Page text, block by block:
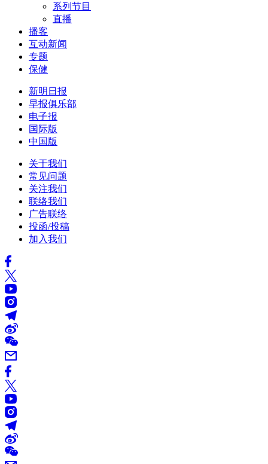
系列节目
直播
播客
互动新闻
专题
保健
新明日报
早报俱乐部
电子报
国际版
中国版
关于我们
常见问题
关注我们
联络我们
广告联络
投函/投稿
加入我们